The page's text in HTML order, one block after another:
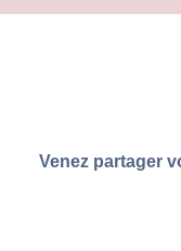
Venez partager